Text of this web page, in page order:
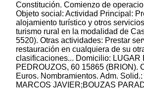
Constitución. Comienzo de
Objeto social: Actividad Principal:
alojamiento turístico y otros
turismo rural en la modalidad de
5520). Otras actividades: Prestar
restauración en cualquiera de su
clasificaciones... Domicilio: LUGAR
PEDROUZOS, 60 15865 (BRION).
Euros. Nombramientos. Adm.
MARCOS JAVIER;BOUZAS